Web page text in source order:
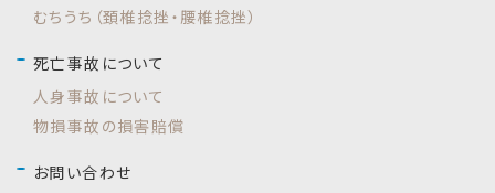
むちうち（頚椎捻挫・腰椎捻挫）
死亡事故について
人身事故について
物損事故の損害賠償
お問い合わせ